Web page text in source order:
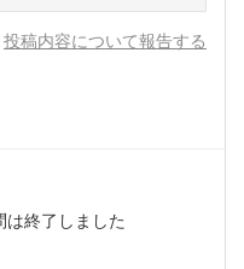
投稿内容について報告する
は終了しました